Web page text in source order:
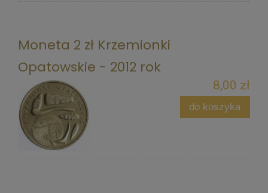
Moneta 2 zł Krzemionki
Opatowskie - 2012 rok
8,00 zł
do koszyka